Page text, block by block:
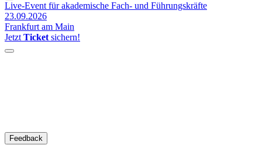
Live-Event für akademische Fach- und Führungskräfte
23.09.2026
Frankfurt am Main
Jetzt Ticket sichern!
Feedback